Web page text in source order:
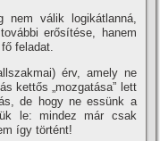
nem vá­lik logikátlanná,
erősí­tése, hanem
feladat.
érv, amely ne
kettős „mozgatá­sa” lett
de hogy ne es­sünk a
le: mindez már csak
í­gy történt!